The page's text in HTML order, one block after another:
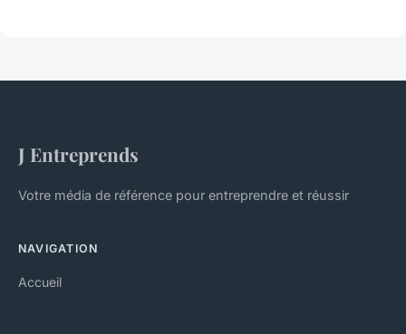
J Entreprends
Votre média de référence pour entreprendre et réussir
NAVIGATION
Accueil